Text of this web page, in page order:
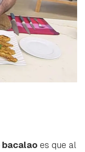
bacalao es que al